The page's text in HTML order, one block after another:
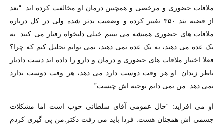
ملاقات حضوری و مرخصی و همچنین درمان او مخالفت کرده اند: “بعد
از قضیه بند ۳۵۰ تغییر کرده و وضعیت بدتر شده ولی در کل درباره
ملاقات های حضوری همیشه می بینیم خیلی دلبخواه رفتار می کنند. به
یک عده می دهند، به یک عده نمی دهند، نمی توانم تحلیل کنم که چرا؟
فعلا اختیار ملاقات های حضوری و درمان و دارو را داده اند دست دادیار
ناظر زندان. او هر وقت دوست دارد می دهد، هر وقت دوست ندارد
نمی دهد. من نمی دانم توجیه اش چیست”.
او می افزاید: “حال عمومی آقای سلطانی خوب است اما مشکلات
جسمی اش همچنان هست. فردا باید می رفت دکتر.من پی گیری کردم